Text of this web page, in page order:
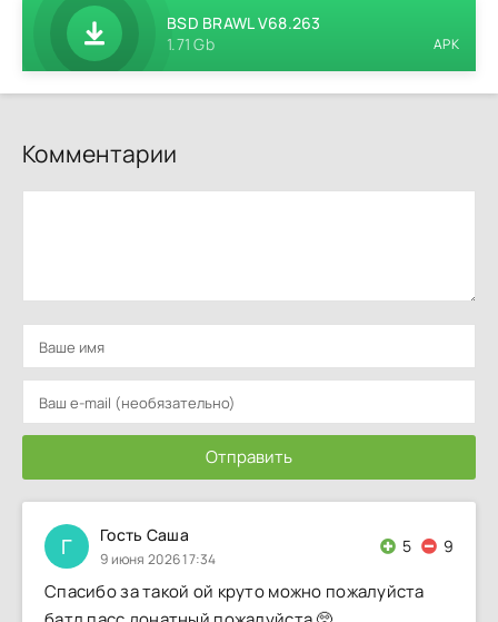
BSD BRAWL V68.263
1.71 Gb
APK
Комментарии
Отправить
Г Гость Саша
9 июня 2026 17:34
5 9
Спасибо за такой ой круто можно пожалуйста